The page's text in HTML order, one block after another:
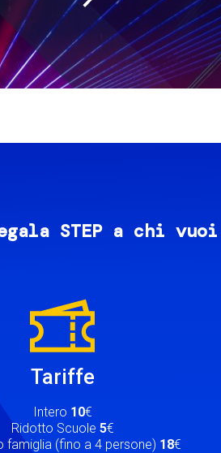
STEP a chi
Tariffe
Intero 10€
Ridotto Scuole 5€
famiglia (fino a 4 persone) 18€